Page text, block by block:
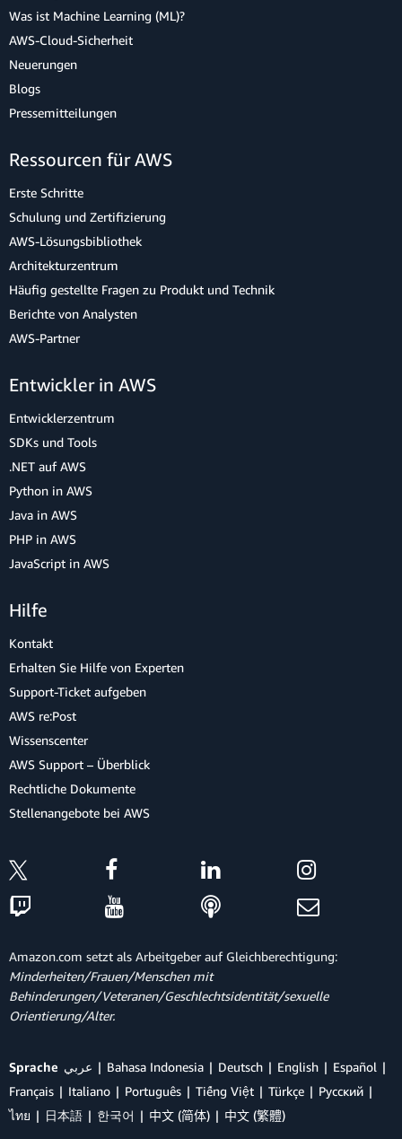
Was ist Machine Learning (ML)?
AWS-Cloud-Sicherheit
Neuerungen
Blogs
Pressemitteilungen
Ressourcen für AWS
Erste Schritte
Schulung und Zertifizierung
AWS-Lösungsbibliothek
Architekturzentrum
Häufig gestellte Fragen zu Produkt und Technik
Berichte von Analysten
AWS-Partner
Entwickler in AWS
Entwicklerzentrum
SDKs und Tools
.NET auf AWS
Python in AWS
Java in AWS
PHP in AWS
JavaScript in AWS
Hilfe
Kontakt
Erhalten Sie Hilfe von Experten
Support-Ticket aufgeben
AWS re:Post
Wissenscenter
AWS Support – Überblick
Rechtliche Dokumente
Stellenangebote bei AWS
Amazon.com setzt als Arbeitgeber auf Gleichberechtigung:
Minderheiten/Frauen/Menschen mit
Behinderungen/Veteranen/Geschlechtsidentität/sexuelle
Orientierung/Alter.
Sprache عربي Bahasa Indonesia Deutsch English
Español
Français
Italiano Português Tiếng Việt Türkçe
Ρусский
ไทย
日本語 한국어 中文 (简体) 中文 (繁體)